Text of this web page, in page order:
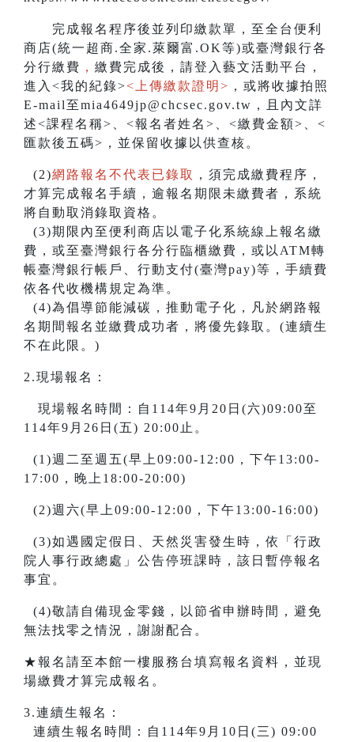
完成報名程序後並列印繳款單，至全台便利
商店(統一超商.全家.萊爾富.OK等)或臺灣銀行各
分行繳費 ， 繳費完成後，請登入藝文活動平台，
進入<我的紀錄><上傳繳款證明> ，或將收據拍照
E-mail至mia4649jp@chcsec.gov.tw，且內文詳
述<課程名稱>、<報名者姓名>、<繳費金額>、<
匯款後五碼>，並保留收據以供查核。
(2)網路報名不代表已錄取
，須完成繳費程序，
才算完成報名手續，逾報名期限未繳費者，系統
將自動取消錄取資格。
(3)期限內至便利商店以電子化系統線上報名繳
費，或至臺灣銀行各分行臨櫃繳費，或以ATM轉
帳臺灣銀行帳戶、行動支付(臺灣pay)等，手續費
依各代收機構規定為準。
(4)為倡導節能減碳，推動電子化，凡於網路報
名期間報名並繳費成功者，將優先錄取。(連續生
不在此限。)
2.現場報名：
現場報名時間：自114年9月20日(六)09:00至
114年9月26日(五) 20:00止。
(1)週二至週五(早上09:00-12:00，下午13:00-
17:00，晚上18:00-20:00)
(2)週六(早上09:00-12:00，下午13:00-16:00)
(3)如遇國定假日、天然災害發生時，依「行政
院人事行政總處」公告停班課時，該日暫停報名
事宜。
(4)敬請自備現金零錢，以節省申辦時間，避免
無法找零之情況，謝謝配合。
★報名請至本館一樓服務台填寫報名資料，並現
場繳費才算完成報名。
3.連續生報名：
連續生報名時間：自114年9月10日(三) 09:00